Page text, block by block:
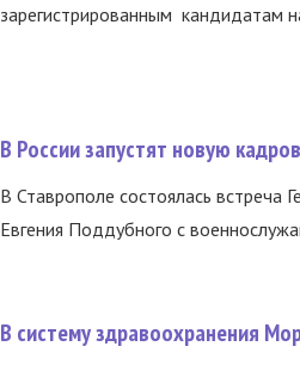
зарегистрированным кандидатам
В России запустят новую
В Ставрополе состоялась встреча
Евгения Поддубного с
В систему здравоохранения